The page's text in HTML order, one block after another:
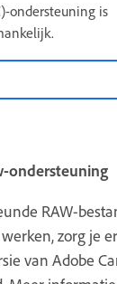
ondersteuning is
ondersteuning
RAW-
zorg je
van Adobe